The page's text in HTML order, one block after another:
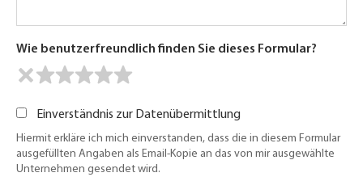
Wie benutzerfreundlich finden Sie dieses Formular?
Einverständnis zur Datenübermittlung
Hiermit erkläre ich mich einverstanden, dass die in diesem Formular
ausgefüllten Angaben als Email-Kopie an das von mir ausgewählte
Unternehmen gesendet wird.